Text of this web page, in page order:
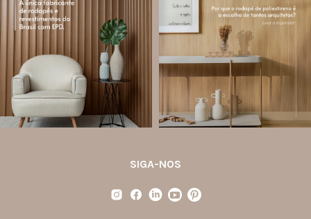
Você sabe o que é EPD?
A Declaração Ambiental de Produto
(Environmental Product Declaration) é
um documento internacional que
Jul 21
35 1
Os rodapés de poliestireno
conquistaram espaço na arquitetura
porque unem estética, praticidade e
desempenho em um único produto.
Diferente
SIGA-NOS